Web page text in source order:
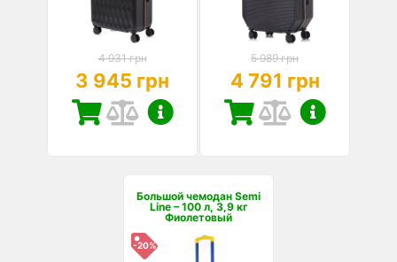
4 931 грн
3 945 грн
5 989 грн
4 791 грн
Большой чемодан Semi
Line – 100 л, 3,9 кг
Фиолетовый
-20%